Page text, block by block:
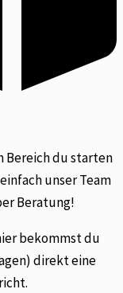
Bereich du starten
unser Team
Beratung!
bekommst du
direkt eine